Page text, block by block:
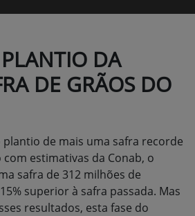
DA
DE GRÃOS DO
de mais uma safra recorde
estimativas da Conab, o
safra de 312 milhões de
superior à safra passada. Mas
resultados, esta fase do